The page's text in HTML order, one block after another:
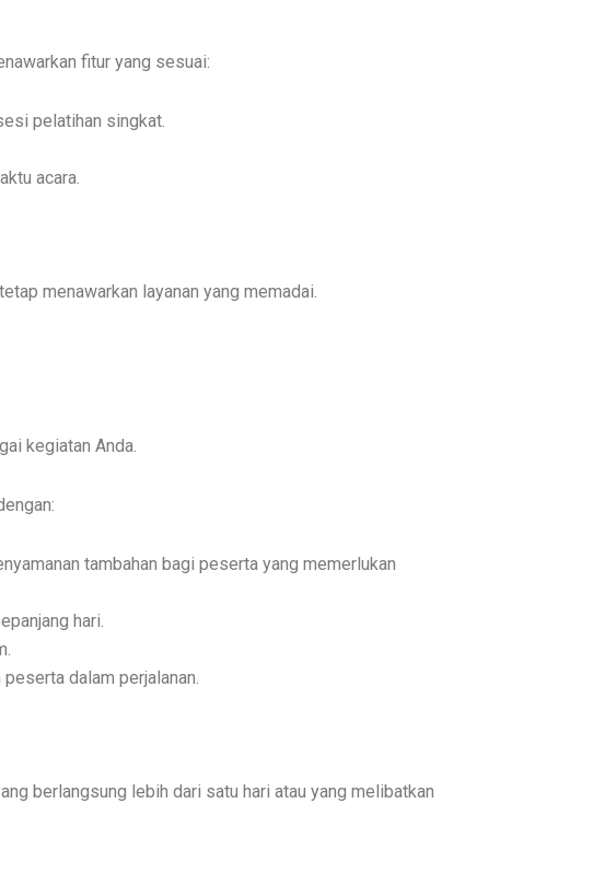
fitur yang sesuai:
pelatihan singkat.
acara.
menawarkan layanan yang memadai.
kegiatan Anda.
tambahan bagi peserta yang memerlukan
hari.
dalam perjalanan.
berlangsung lebih dari satu hari atau yang melibatkan